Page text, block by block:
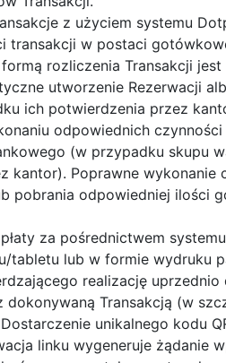
z użyciem systemu
w postaci
rozliczenia Transakcji
utworzenie Rezerwacji
ich potwierdzenia przez
odpowiednich
(w przypadku skupu
Poprawne wykonanie
pobrania odpowiedniej ilości
za pośrednictwem
lub w formie wydruku
realizację uprzednio
Transakcją (w
unikalnego kodu
linku wygeneruje żądanie